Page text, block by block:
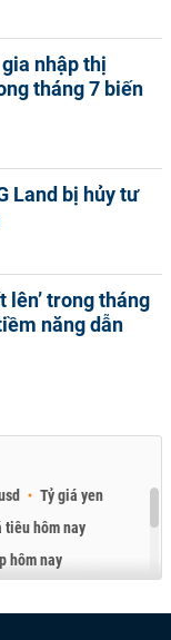
nhập thị
tháng 7 biến
Land bị hủy tư
lên’ trong tháng
năng dẫn
Tỷ giá yen
tiêu hôm nay
hôm nay